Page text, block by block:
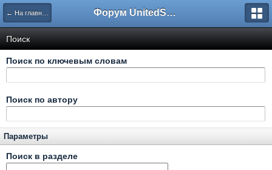
← На главную Форум UnitedSouth
Поиск
Поиск по ключевым словам
Поиск по автору
Параметры
Поиск в разделе